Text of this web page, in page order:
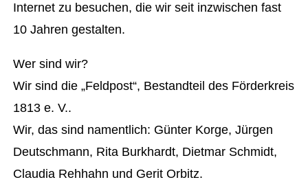
Internet zu besuchen, die wir seit inzwischen fast
10 Jahren gestalten.
Wer sind wir?
Wir sind die „Feldpost“, Bestandteil des Förderkreis
1813 e. V..
Wir, das sind namentlich: Günter Korge, Jürgen
Deutschmann, Rita Burkhardt, Dietmar Schmidt,
Claudia Rehhahn und Gerit Orbitz.